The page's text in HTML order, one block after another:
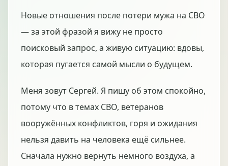
Новые отношения после потери мужа на СВО
— за этой фразой я вижу не просто
поисковый запрос, а живую ситуацию: вдовы,
которая пугается самой мысли о будущем.
Меня зовут Сергей. Я пишу об этом спокойно,
потому что в темах СВО, ветеранов
вооружённых конфликтов, горя и ожидания
нельзя давить на человека ещё сильнее.
Сначала нужно вернуть немного воздуха, а